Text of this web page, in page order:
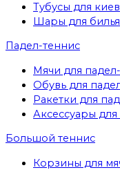
Тубусы для киев
Шары для
Падел-теннис
Мячи для
Обувь для
Ракетки для
Аксессуары
Большой теннис
Корзины для